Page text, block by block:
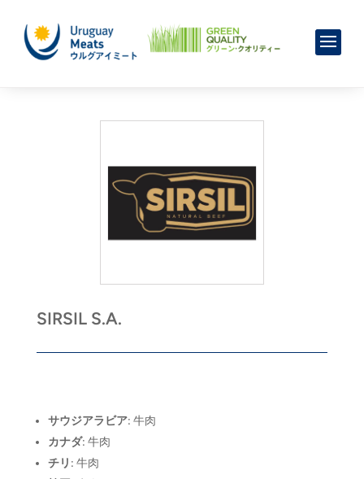
SIRSIL S.A.
サウジアラビア: 牛肉
カナダ: 牛肉
チリ : 牛肉